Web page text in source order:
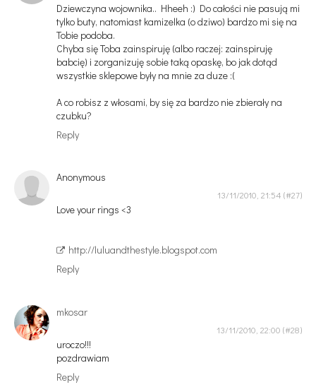
Dziewczyna wojownika.. Hheeh :) Do całości nie pasują mi
tylko buty, natomiast kamizelka (o dziwo) bardzo mi się na
Tobie podoba.
Chyba się Toba zainspiruję (albo raczej: zainspiruję
babcię) i zorganizuję sobie taką opaskę, bo jak dotąd
wszystkie sklepowe były na mnie za duze :(
A co robisz z włosami, by się za bardzo nie zbierały na
czubku?
Reply
Anonymous
13/11/2010, 21:54
Love your rings <3
http://luluandthestyle.blogspot.com
Reply
mkosar
13/11/2010, 22:00
uroczo!!!
pozdrawiam
Reply